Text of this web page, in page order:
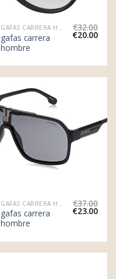
GAFAS CARRERA HOMBRE
gafas carrera
hombre
€32.00
€20.00
gafas carrera
hombre
€37.00
€23.00